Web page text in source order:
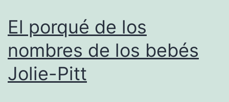
El porqué de los
nombres de los bebés
Jolie-Pitt